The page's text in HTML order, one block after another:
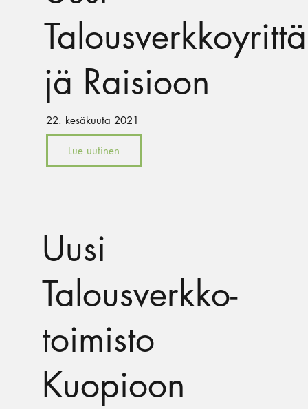
Talousverkkoyrittä
jä Raisioon
22. kesäkuuta 2021
Lue uutinen
Uusi
Talousverkko-
toimisto
Kuopioon